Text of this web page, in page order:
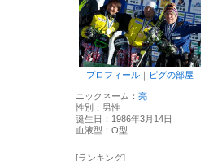
プロフィール ｜ ピグの部屋
ニックネーム： 亮
性別： 男性
誕生日： 1986年3月14日
血液型： O型
[ランキング]